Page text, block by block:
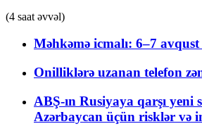
(4 saat əvvəl)
Məhkəmə icmalı: 6–7 avqust
Onilliklərə uzanan telefon
ABŞ-ın Rusiyaya qarşı yeni
Azərbaycan üçün risklər və